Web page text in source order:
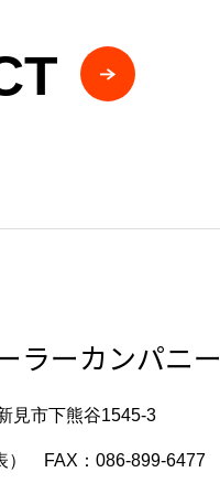
ラーカンパニー
見市下熊谷1545-3
） FAX：086-899-6477